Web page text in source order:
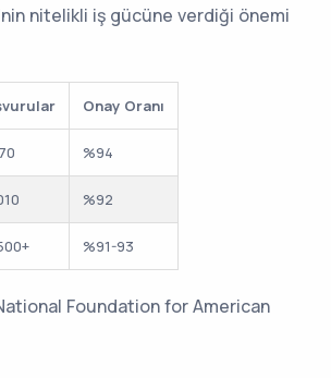
nitelikli iş gücüne verdiği önemi
Onay Oranı
%94
%92
%91-93
Foundation for American